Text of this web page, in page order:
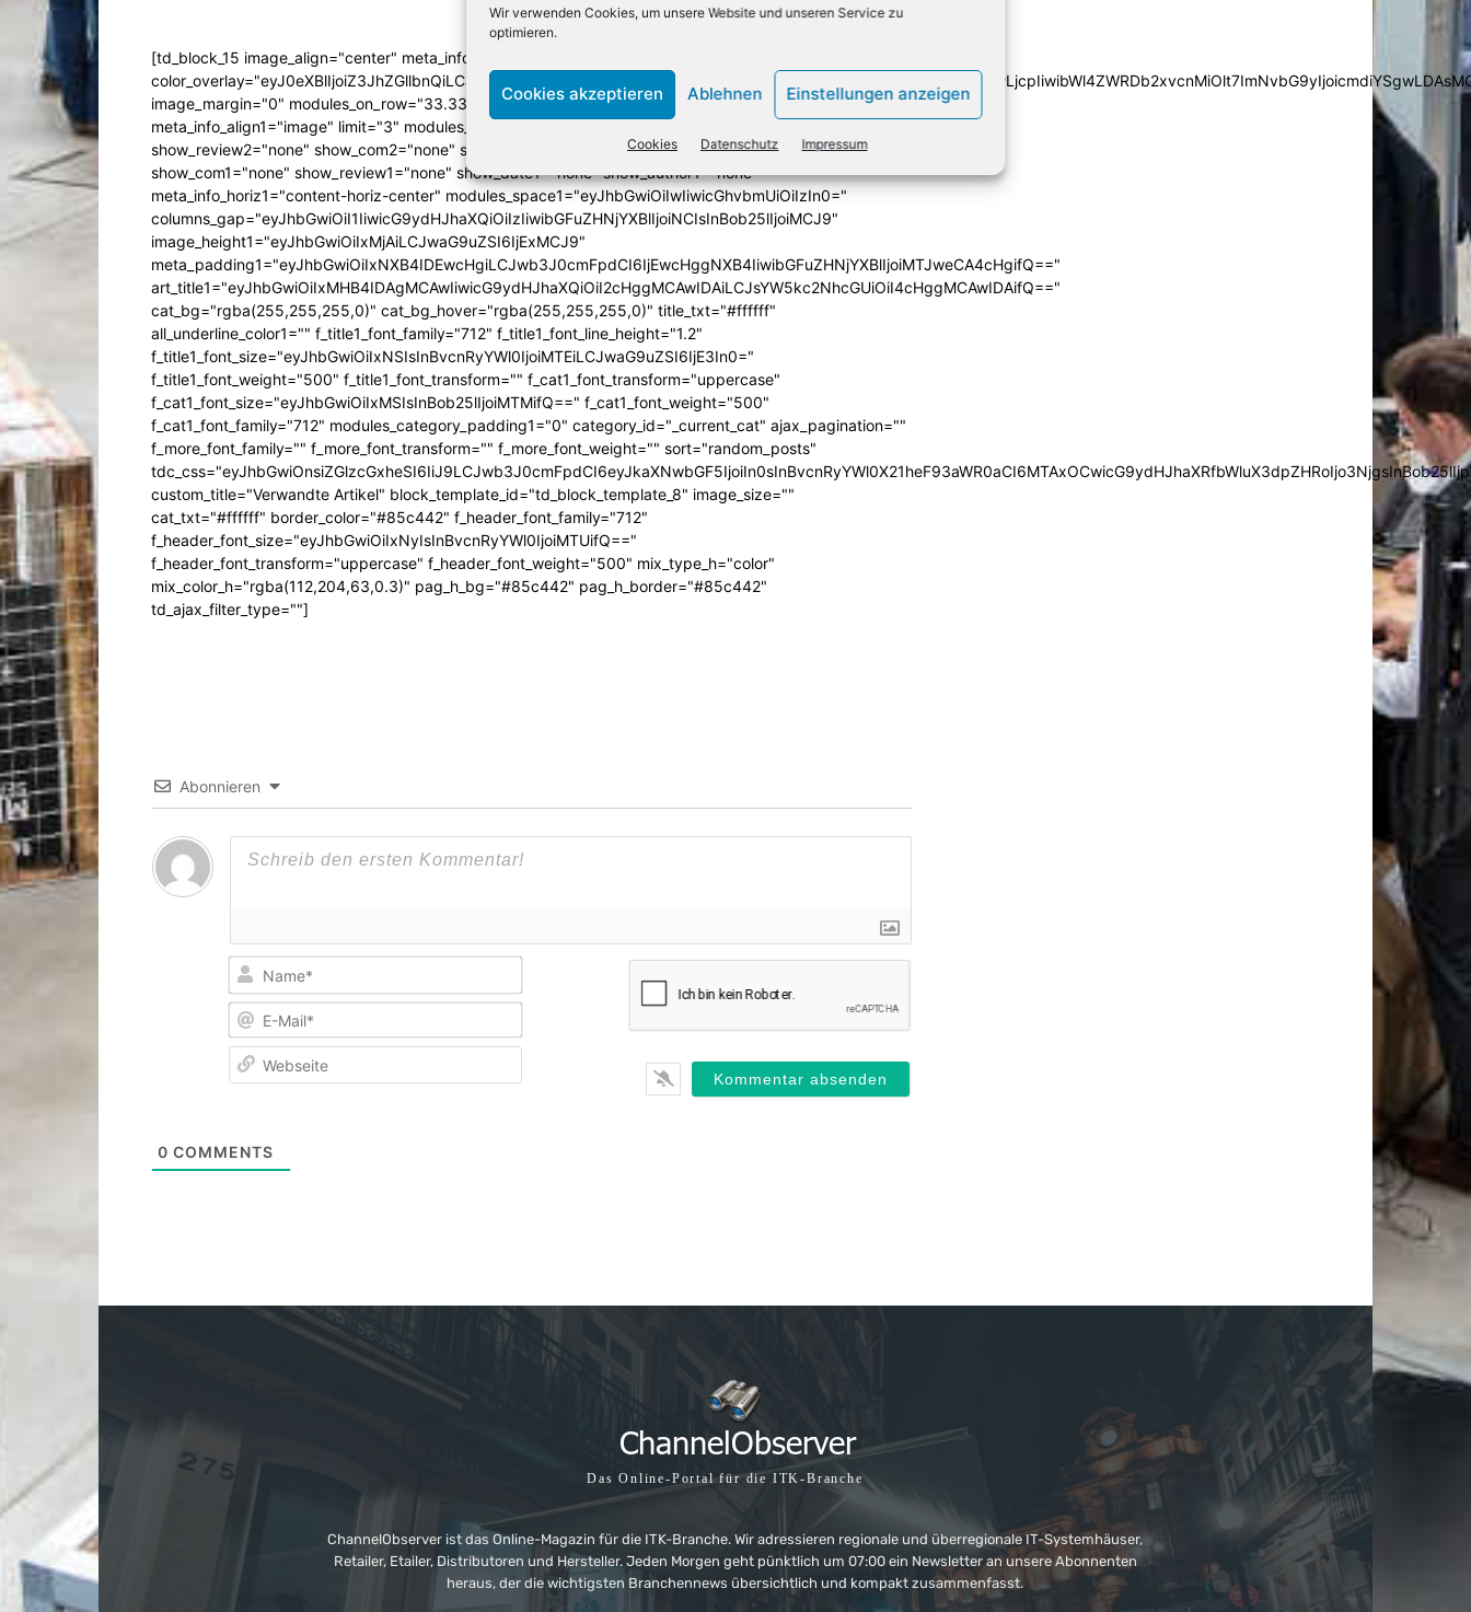
Wir verwenden Cookies, um unsere Website und unseren Service zu
optimieren.
Cookies akzeptieren Ablehnen Einstellungen anzeigen
Cookies Datenschutz Impressum
[td_block_15 image_align="center" meta_info_align="bottom"
image_margin="0" modules_on_row="33.33333333%" columns="33.33333333%"
meta_info_align1="image" limit="3" modules_category="above" show_author2="none" show_date2="none"
show_review2="none" show_com2="none" show_excerpt2="none" show_excerpt1="none"
show_com1="none" show_review1="none" show_date1="none" show_author1="none"
meta_info_horiz1="content-horiz-center" modules_space1="eyJhbGwiOiIwIiwicGhvbmUiOiIzIn0="
columns_gap="eyJhbGwiOiI1IiwicG9ydHJhaXQiOiIzIiwibGFuZHNjYXBlIjoiNCIsInBob25lIjoiMCJ9"
image_height1="eyJhbGwiOiIxMjAiLCJwaG9uZSI6IjExMCJ9"
meta_padding1="eyJhbGwiOiIxNXB4IDEwcHgiLCJwb3J0cmFpdCI6IjEwcHggNXB4IiwibGFuZHNjYXBlIjoiMTJweCA4cHgifQ=="
art_title1="eyJhbGwiOiIxMHB4IDAgMCAwIiwicG9ydHJhaXQiOiI2cHggMCAwIDAiLCJsYW5kc2NhcGUiOiI4cHggMCAwIDAifQ=="
cat_bg="rgba(255,255,255,0)" cat_bg_hover="rgba(255,255,255,0)" title_txt="#ffffff"
all_underline_color1="" f_title1_font_family="712" f_title1_font_line_height="1.2"
f_title1_font_size="eyJhbGwiOiIxNSIsInBvcnRyYWl0IjoiMTEiLCJwaG9uZSI6IjE3In0="
f_title1_font_weight="500" f_title1_font_transform="" f_cat1_font_transform="uppercase"
f_cat1_font_size="eyJhbGwiOiIxMSIsInBob25lIjoiMTMifQ==" f_cat1_font_weight="500"
f_cat1_font_family="712" modules_category_padding1="0" category_id="_current_cat" ajax_pagination=""
f_more_font_family="" f_more_font_transform="" f_more_font_weight="" sort="random_posts"
custom_title="Verwandte Artikel" block_template_id="td_block_template_8" image_size=""
cat_txt="#ffffff" border_color="#85c442" f_header_font_family="712"
f_header_font_size="eyJhbGwiOiIxNyIsInBvcnRyYWl0IjoiMTUifQ=="
f_header_font_transform="uppercase" f_header_font_weight="500" mix_type_h="color"
mix_color_h="rgba(112,204,63,0.3)" pag_h_bg="#85c442" pag_h_border="#85c442"
td_ajax_filter_type=""]
Abonnieren
Name*
E-
0 COMMENTS
Das Online-Portal für die ITK-Branche
ChannelObserver ist das Online-Magazin für die ITK-Branche. Wir adressieren regionale und überregionale IT-Systemhäuser,
Retailer, Etailer, Distributoren und Hersteller. Jeden Morgen geht pünktlich um 07:00 ein Newsletter an unsere Abonnenten
heraus, der die wichtigsten Branchennews übersichtlich und kompakt zusammenfasst.